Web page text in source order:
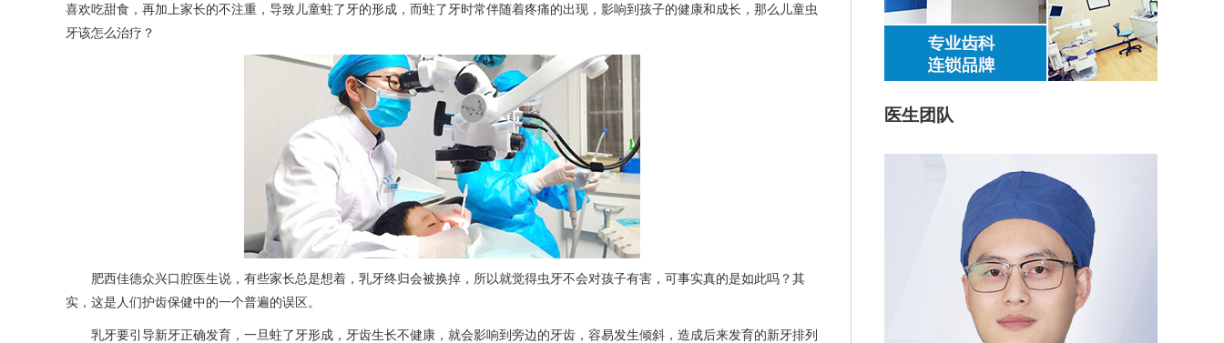
1 2
喜欢吃甜食，再加上家长的不注重，导致儿童蛀了牙的形成，而蛀了牙时常伴随着疼痛的出现，影响到孩子的健康和成长，那么儿童虫
牙该怎么治疗？
肥西佳德众兴口腔医生说，有些家长总是想着，乳牙终归会被换掉，所以就觉得虫牙不会对孩子有害，可事实真的是如此吗？其
实，这是人们护齿保健中的一个普遍的误区。
乳牙要引导新牙正确发育，一旦蛀了牙形成，牙齿生长不健康，就会影响到旁边的牙齿，容易发生倾斜，造成后来发育的新牙排列
医生团队